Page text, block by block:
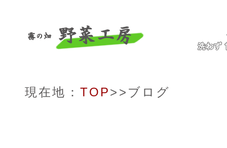
現在地： TOP>>ブログ